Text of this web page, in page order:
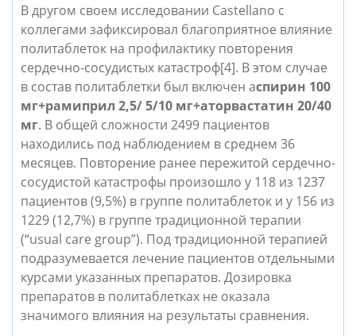
В другом своем исследовании Castellano с
коллегами зафиксировал благоприятное влияние
политаблеток на профилактику повторения
сердечно-сосудистых катастроф[4]. В этом случае
в состав политаблетки был включен аспирин 100
мг+рамиприл 2,5/ 5/10 мг+аторвастатин 20/40
мг. В общей сложности 2499 пациентов
находились под наблюдением в среднем 36
месяцев. Повторение ранее пережитой сердечно-
сосудистой катастрофы произошло у 118 из 1237
пациентов (9,5%) в группе политаблеток и у 156 из
1229 (12,7%) в группе традиционной терапии
(“usual care group”). Под традиционной терапией
подразумевается лечение пациентов отдельными
курсами указанных препаратов. Дозировка
препаратов в политаблетках не оказала
значимого влияния на результаты сравнения.